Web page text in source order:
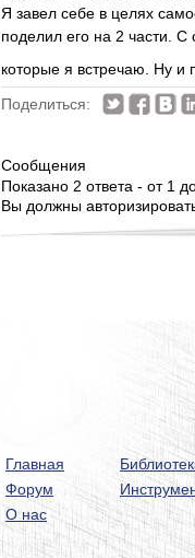
Я завел себе в целях
поделил его на 2 части.
которые я встречаю. Ну и
Поделиться:
Сообщения
Показано 2 ответа - от 1
Вы должны
Главная
Форум
О нас